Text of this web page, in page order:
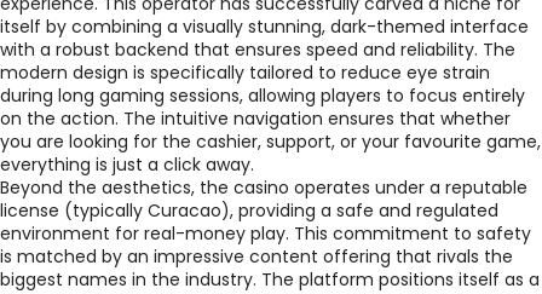
itself by combining a visually stunning, dark-themed interface
with a robust backend that ensures speed and reliability. The
modern design is specifically tailored to reduce eye strain
during long gaming sessions, allowing players to focus entirely
on the action. The intuitive navigation ensures that whether
you are looking for the cashier, support, or your favourite game,
everything is just a click away.
Beyond the aesthetics, the casino operates under a reputable
license (typically Curacao), providing a safe and regulated
environment for real-money play. This commitment to safety
is matched by an impressive content offering that rivals the
biggest names in the industry. The platform positions itself as a